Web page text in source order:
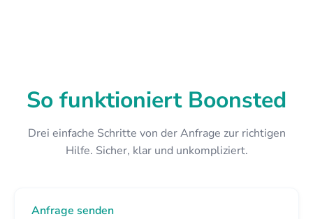
So funktioniert Boonsted
Drei einfache Schritte von der Anfrage zur richtigen
Hilfe. Sicher, klar und unkompliziert.
Anfrage senden